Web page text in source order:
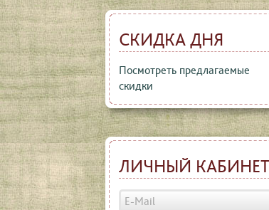
СКИДКА ДНЯ
Посмотреть предлагаемые
скидки
ЛИЧНЫЙ КАБИНЕТ